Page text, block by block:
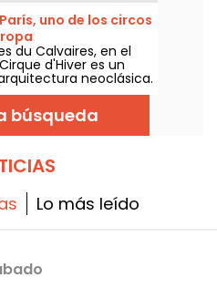
y afters
íntimo y de
para una
contemporánea.
diferente y fuera de lo
uno de los circos
du Calvaires, en el
d'Hiver es un
neoclásica.
más
mostrando las
de las familias.
búsqueda
Lo más leído